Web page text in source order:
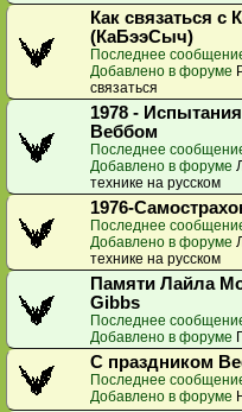
Как связаться
(КаБээСыч)
Последнее
Добавлено в форуме
связаться
1978 -
Веббом
Последнее
Добавлено в форуме
технике на русском
1976-
Последнее
Добавлено в форуме
технике на русском
Памяти Лайла
Gibbs
Последнее
Добавлено в форуме
С праздником
Последнее
Добавлено в форуме